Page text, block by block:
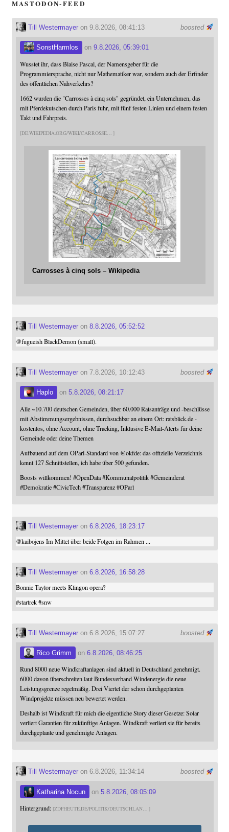
MASTODON-FEED
boosted
Till Westermayeron 9.8.2026, 08:41:13
SonstHarmlos on 9.8.2026, 05:39:01
Wusstet ihr, dass Blaise Pascal, der Namensgeber für die
Programmiersprache, nicht nur Mathematiker war, sondern auch der Erfinder
des öffentlichen Nahverkehrs?
1662 wurden die "Carrosses à cinq sols" gegründet, ein Unternehmen, das
mit Pferdekutschen durch Paris fuhr, mit fünf festen Linien und einem festen
Takt und Fahrpreis.
DE.WIKIPEDIA.ORG/WIKI/CARROSSE
Carrosses à cinq sols – Wikipedia
Till Westermayeron 8.8.2026, 05:52:52
@fugueishBlackDemon (small).
boosted
Till Westermayeron 7.8.2026, 10:12:43
Haplo on 5.8.2026, 08:21:17
Alle ~10.700 deutschen Gemeinden, über 60.000 Ratsanträge und -beschlüsse
mit Abstimmungsergebnissen, durchsuchbar an einem Ort: ratsblick.de -
kostenlos, ohne Account, ohne Tracking, Inklusive E-Mail-Alerts für deine
Gemeinde oder deine Themen
Aufbauend auf dem OParl-Standard von @okfde: das offizielle Verzeichnis
kennt 127 Schnittstellen, ich habe über 500 gefunden.
Boosts willkommen! #OpenData #Kommunalpolitik #Gemeinderat
#Demokratie #CivicTech #Transparenz #OParl
Till Westermayeron 6.8.2026, 18:23:17
@kaibojensIm Mittel über beide Folgen im Rahmen ...
Till Westermayeron 6.8.2026, 16:58:28
Bonnie Taylor meets Klingon opera?
#startrek #snw
boosted
Till Westermayeron 6.8.2026, 15:07:27
Rico Grimm on 6.8.2026, 08:46:25
Rund 8000 neue Windkraftanlagen sind aktuell in Deutschland genehmigt.
6000 davon überschreiten laut Bundesverband Windenergie die neue
Leistungsgrenze regelmäßig. Drei Viertel der schon durchgeplanten
Windprojekte müssen neu bewertet werden.
Deshalb ist Windkraft für mich die eigentliche Story dieser Gesetze: Solar
verliert Garantien für zukünftige Anlagen. Windkraft verliert sie für bereits
durchgeplante und genehmigte Anlagen.
boosted
Till Westermayeron 6.8.2026, 11:34:14
Katharina Nocun on 5.8.2026, 08:05:09
Hintergrund: ZDFHEUTE.DE/POLITIK/DEUTSCHLAN